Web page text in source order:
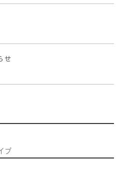
せ
ブ